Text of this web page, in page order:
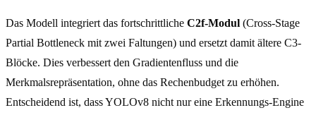
Das Modell integriert das fortschrittliche C2f-Modul (Cross-Stage
Partial Bottleneck mit zwei Faltungen) und ersetzt damit ältere C3-
Blöcke. Dies verbessert den Gradientenfluss und die
Merkmalsrepräsentation, ohne das Rechenbudget zu erhöhen.
Entscheidend ist, dass YOLOv8 nicht nur eine Erkennungs-Engine